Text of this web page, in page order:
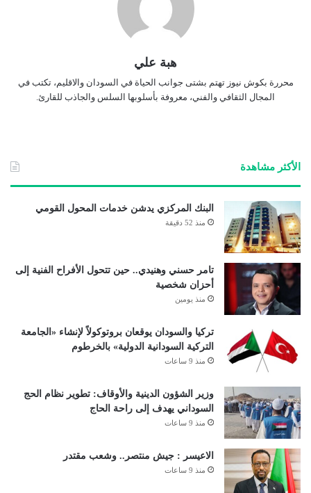
هبة علي
محررة بكوش نيوز تهتم بشتى جوانب الحياة في السودان والاقليم، تكتب في
المجال الثقافي والفني، معروفة بأسلوبها السلس والجاذب للقارئ.
الأكثر مشاهدة
البنك المركزي يدشن خدمات المحول القومي
منذ 52 دقيقة
تامر حسني وهنيدي.. حين تتحول الأفراح الفنية إلى
أحزان شخصية
منذ يومين
تركيا والسودان يوقعان بروتوكولاً لإنشاء «الجامعة
التركية السودانية الدولية» بالخرطوم
منذ 9 ساعات
وزير الشؤون الدينية والأوقاف: تطوير نظام الحج
السوداني يهدف إلى راحة الحاج
منذ 9 ساعات
الاعيسر : جيش منتصر.. وشعب مقتدر
منذ 9 ساعات